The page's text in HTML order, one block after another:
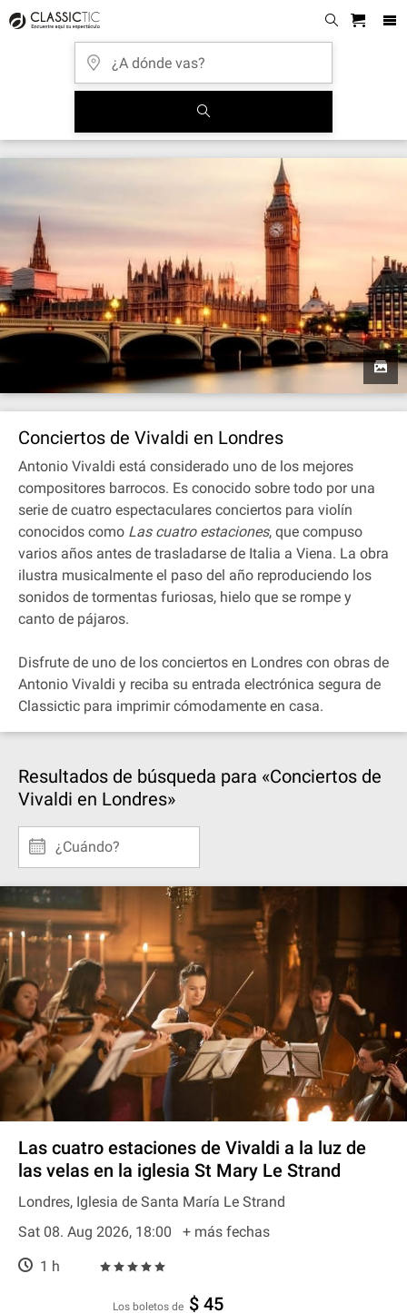
Conciertos de Vivaldi en Londres
Antonio Vivaldi está considerado uno de los mejores
compositores barrocos. Es conocido sobre todo por una
serie de cuatro espectaculares conciertos para violín
conocidos como Las cuatro estaciones, que compuso
varios años antes de trasladarse de Italia a Viena. La obra
ilustra musicalmente el paso del año reproduciendo los
sonidos de tormentas furiosas, hielo que se rompe y
canto de pájaros.
Disfrute de uno de los conciertos en Londres con obras de
Antonio Vivaldi y reciba su entrada electrónica segura de
Classictic para imprimir cómodamente en casa.
Resultados de búsqueda para «Conciertos de
Vivaldi en Londres»
¿Cuándo?
Las cuatro estaciones de Vivaldi a la luz de
las velas en la iglesia St Mary Le Strand
Londres, Iglesia de Santa María Le Strand
Sat 08. Aug 2026, 18:00
+ más fechas
1 h
Los boletos de $ 45